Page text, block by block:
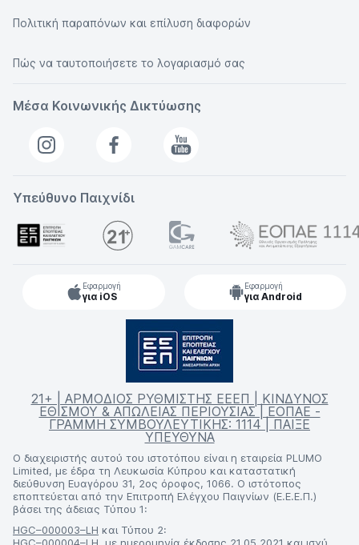
Πολιτική παραπόνων και επίλυση διαφορών
Πώς να ταυτοποιήσετε το λογαριασμό σας
Μέσα Κοινωνικής Δικτύωσης
Υπεύθυνο Παιχνίδι
Εφαρμογή
για iOS
Εφαρμογή
για Android
21+ | ΑΡΜΟΔΙΟΣ ΡΥΘΜΙΣΤΗΣ ΕΕΕΠ | ΚΙΝΔΥΝΟΣ
ΕΘΙΣΜΟΥ & ΑΠΩΛΕΙΑΣ ΠΕΡΙΟΥΣΙΑΣ | ΕΟΠΑΕ -
ΓΡΑΜΜΗ ΣΥΜΒΟΥΛΕΥΤΙΚΗΣ: 1114 | ΠΑΙΞΕ
ΥΠΕΥΘΥΝΑ
Ο διαχειριστής αυτού του ιστοτόπου είναι η εταιρεία PLUMO
Limited, με έδρα τη Λευκωσία Κύπρου και καταστατική
διεύθυνση Ευαγόρου 31, 2ος όροφος, 1066. Ο ιστότοπος
εποπτεύεται από την Επιτροπή Ελέγχου Παιγνίων (Ε.Ε.Ε.Π.)
βάσει της άδειας Τύπου 1:
HGC–000003–LH και Τύπου 2: